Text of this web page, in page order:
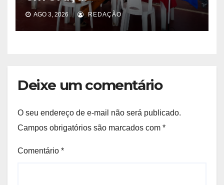
AGO 3, 2026 REDAÇÃO
Deixe um comentário
O seu endereço de e-mail não será publicado.
Campos obrigatórios são marcados com *
Comentário *